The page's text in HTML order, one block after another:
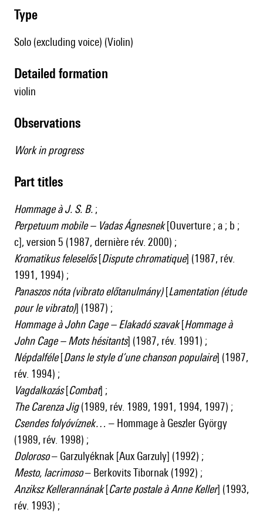
type
Solo (excluding voice) (Violin)
detailed formation
violin
observations
Work in progress
Part titles
Hommage à J. S. B. ;
Perpetuum mobile – Vadas Ágnesnek[Ouverture ; a ; b ;
c], version 5 (1987, dernière rév. 2000) ;
Kromatikus feleselős[Dispute chromatique] (1987, rév.
1991, 1994) ;
Panaszos nóta (vibrato előtanulmány)[Lamentation (étude
pour le vibrato)] (1987) ;
Hommage à John Cage – Elakadó szavak[Hommage à
John Cage – Mots hésitants] (1987, rév. 1991) ;
Népdalféle[Dans le style d’une chanson populaire] (1987,
rév. 1994) ;
Vagdalkozás[Combat] ;
The Carenza Jig(1989, rév. 1989, 1991, 1994, 1997) ;
Csendes folyóvíznek… – Hommage à Geszler György
(1989, rév. 1998) ;
Doloroso– Garzulyéknak [Aux Garzuly] (1992) ;
Mesto, lacrimoso– Berkovits Tibornak (1992) ;
Anziksz Kellerannának[Carte postale à Anne Keller] (1993,
rév. 1993) ;